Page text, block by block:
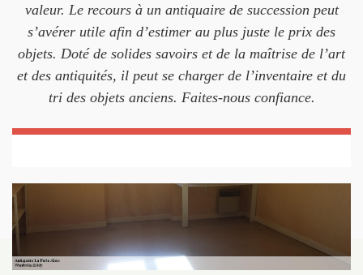
valeur. Le recours à un antiquaire de succession peut
s’avérer utile afin d’estimer au plus juste le prix des
objets. Doté de solides savoirs et de la maîtrise de l’art
et des antiquités, il peut se charger de l’inventaire et du
tri des objets anciens. Faites-nous confiance.